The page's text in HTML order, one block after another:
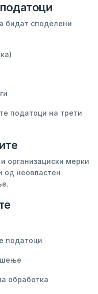
бидат споделени
податоци на трети
организациски мерки
од неовластен
податоци
обработка